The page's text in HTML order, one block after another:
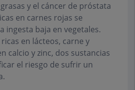
y el cáncer de próstata
en carnes rojas se
ingesta baja en vegetales.
en lácteos, carne y
calcio y zinc, dos sustancias
el riesgo de sufrir un